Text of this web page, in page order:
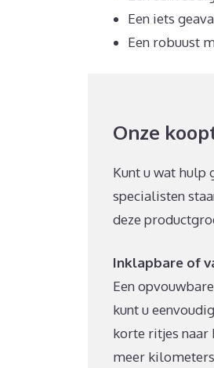
Een iets
Een robuust
Onze
Kunt u wat hulp
specialisten
deze
Inklapbare of
Een
kunt u
korte ritjes naar
meer